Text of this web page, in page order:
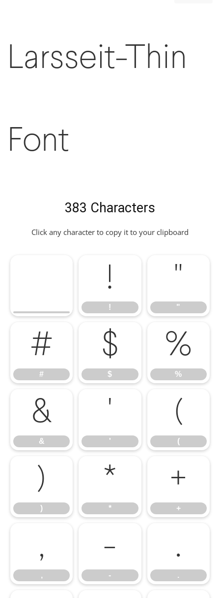
Larsseit-Thin
Font
383 Characters
Click any character to copy it to your clipboard
!
!
"
"
#
#
$
$
%
%
&
&
'
'
(
(
)
)
*
*
+
+
,
,
-
-
.
.